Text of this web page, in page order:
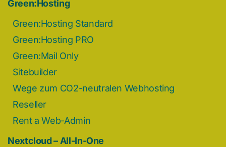
Green:Hosting
Green:Hosting Standard
Green:Hosting PRO
Green:Mail Only
Sitebuilder
Wege zum CO2-neutralen Webhosting
Reseller
Rent a Web-Admin
Nextcloud – All-In-One